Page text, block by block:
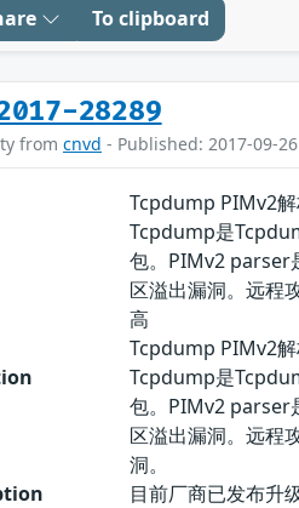
To clipboard
28289
from cnvd - Published: 2017-09-26
Tcpdump PIMv2
Tcpdump是
包。PIMv2 parser
区溢出漏洞。远程
高
Tcpdump PIMv2
Tcpdump是
包。PIMv2 parser
区溢出漏洞。远程
洞。
目前厂商已发布